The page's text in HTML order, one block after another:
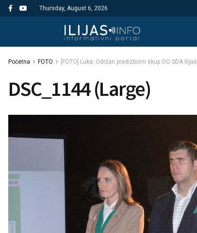
Thursday, August 6, 2026
Početna FOTO [FOTO] Luka: Održan predizborni skup OO SDA Ilijaš
DSC_1144 (Large)